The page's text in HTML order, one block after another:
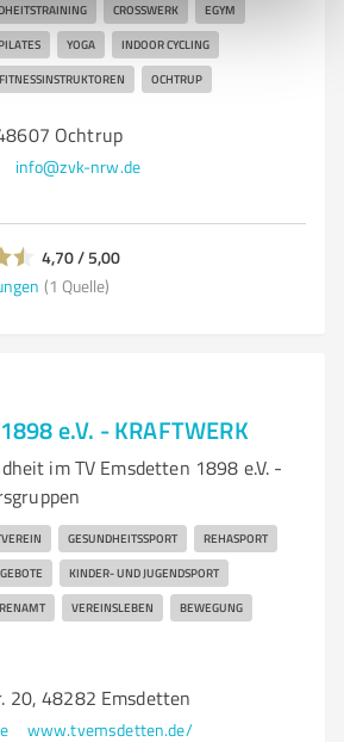
CROSSWERK EGYM
YOGA INDOOR CYCLING
FITNESSINSTRUKTOREN OCHTRUP
Ochtrup
info@zvk-nrw.de
4,70 / 5,00
(1 Quelle)
e.V. - KRAFTWERK
im TV Emsdetten 1898 e.V. -
GESUNDHEITSSPORT REHASPORT
KINDER- UND JUGENDSPORT
VEREINSLEBEN BEWEGUNG
20, 48282 Emsdetten
www.tvemsdetten.de/